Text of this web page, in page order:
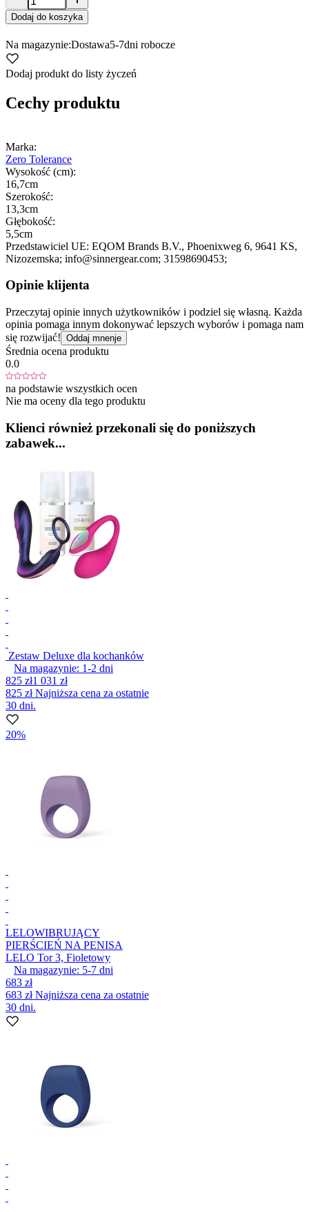
Dodaj do koszyka
Na magazynie:Dostawa5-7dni robocze
Dodaj produkt do listy życzeń
Cechy produktu
Marka:
Zero Tolerance
Wysokość (cm):
16,7cm
Szerokość:
13,3cm
Głębokość:
5,5cm
Przedstawiciel UE: EQOM Brands B.V., Phoenixweg 6, 9641 KS,
Nizozemska; info@sinnergear.com; 31598690453;
Opinie klijenta
Przeczytaj opinie innych użytkowników i podziel się własną. Każda
opinia pomaga innym dokonywać lepszych wyborów i pomaga nam
się rozwijać! Oddaj mnenje
Średnia ocena produktu
0.0
na podstawie wszystkich ocen
Nie ma oceny dla tego produktu
Klienci również przekonali się do poniższych
zabawek...
Zestaw Deluxe dla kochanków
Na magazynie: 1-2 dni
825 zł1 031 zł
825 złNajniższa cena za ostatnie
30 dni.
20%
LELOWIBRUJĄCY
PIERŚCIEŃ NA PENISA
LELO Tor 3, Fioletowy
Na magazynie: 5-7 dni
683 zł
683 złNajniższa cena za ostatnie
30 dni.